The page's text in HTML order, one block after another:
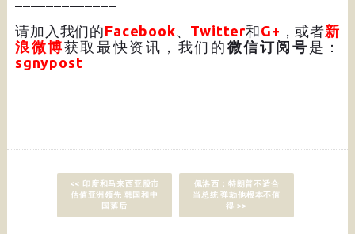
请加入我们的Facebook、 Twitter和G+ ，或者新
浪微博获取最快资讯，我们的 微信订阅号 是：
sgnypost
<< 印度和马来西亚股市
估值亚洲领先 韩国和中
国落后
佩洛西：特朗普不适合
当总统 弹劾他根本不值
得 >>